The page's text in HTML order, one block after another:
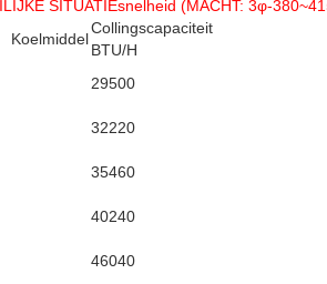
SITUATIEsnelheid (MACHT: 3φ-
Koelmiddel
Collingscapaciteit
BTU/H
29500
32220
35460
40240
46040